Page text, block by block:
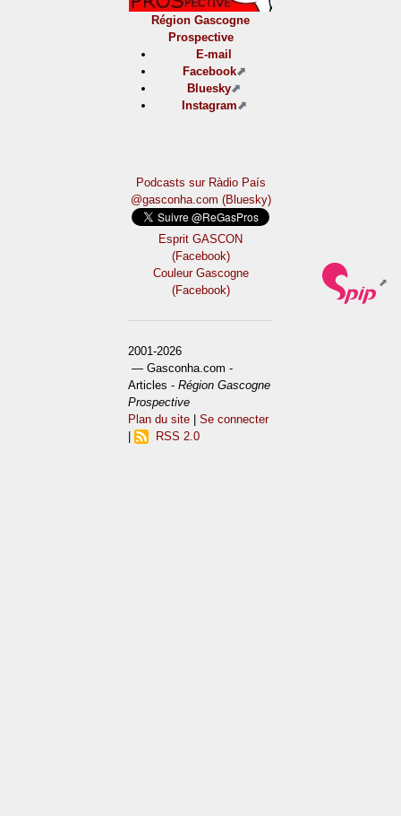
Région Gascogne
Prospective
E-mail
Facebook
Bluesky
Instagram
Podcasts sur Ràdio País
@gasconha.com (Bluesky)
Esprit GASCON
(Facebook)
Couleur Gascogne
(Facebook)
2001-2026
— Gasconha.com -
Articles -Région Gascogne
Prospective
Plan du site |Se connecter
RSS 2.0